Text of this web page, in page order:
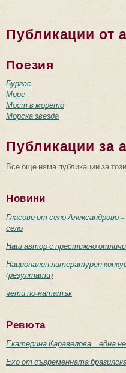
Публикации от
Поезия
Бургас
Море
Мост в морето
Морска звезда
Публикации за
Все още няма публикации за
Новини
Гласове от село Александрово
село
Наш автор с престижно
Национален литературен
(резултати)
чети по-нататък
Ревюта
Екатерина Каравелова – една
Ехо от съвременната